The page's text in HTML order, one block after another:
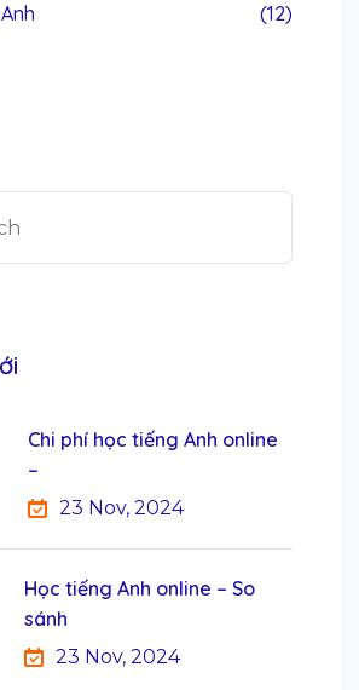
(12)
Chi phí học tiếng Anh online
–
23 Nov, 2024
Học tiếng Anh online – So
sánh
23 Nov, 2024